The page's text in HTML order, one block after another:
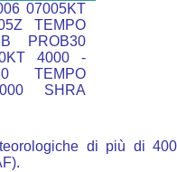
07005KT
TEMPO
PROB30
4000 -
TEMPO
SHRA
di più di